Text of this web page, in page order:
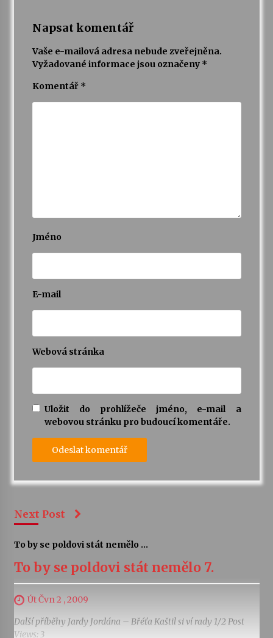
Napsat komentář
Vaše e-mailová adresa nebude zveřejněna.
Vyžadované informace jsou označeny *
Komentář *
Jméno
E-mail
Webová stránka
Uložit do prohlížeče jméno, e-mail a
webovou stránku pro budoucí komentáře.
Next Post
To by se poldovi stát nemělo ...
To by se poldovi stát nemělo 7.
Út Čvn 2 , 2009
Další příběhy Jardy Jordána – Břéťa Kaštil si ví rady 1/2 Post
Views: 3